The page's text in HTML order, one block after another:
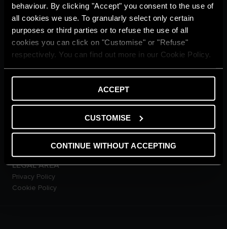
behaviour. By clicking "Accept" you consent to the use of
all cookies we use. To granularly select only certain
purposes or third parties or to refuse the use of all
cookies you can click on "Customise" or "Refuse"
respectively. You can find out more in our Cookie Policy.
ACCEPT
CUSTOMISE
CONTINUE WITHOUT ACCEPTING
Ngôi nhà thư thái
Cuộc sống xanh
Từ điển
DỊCH VỤ KHÁCH HÀNG
Đăng kí bảo hành online
Liên Hệ Với Chúng Tôi
SẢN PHẨM
Máy Nước Nóng Gián Tiếp
Máy Nước Nóng Trực Tiếp
Máy Nước Nóng Năng Lượng
Máy Nước Nóng Bơm Nhiệt
LEGAL AREA
Privacy Policy
Cookie Policy